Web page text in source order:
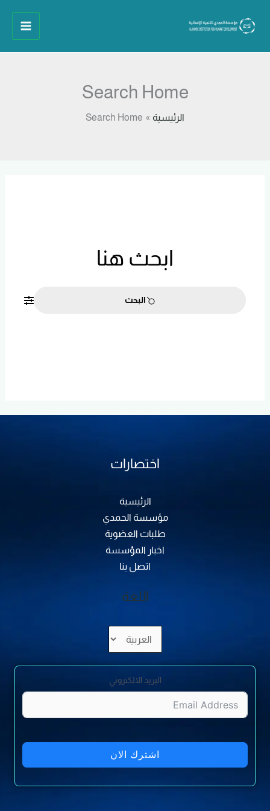
Search Home
الرئيسية Search Home
ابحث هنا
البحث
اختصارات
الرئيسية
مؤسسة الحمدي
طلبات العضوية
اخبار المؤسسة
اتصل بنا
اللغة
لغة
البريد الالكتروني
اشترك الان